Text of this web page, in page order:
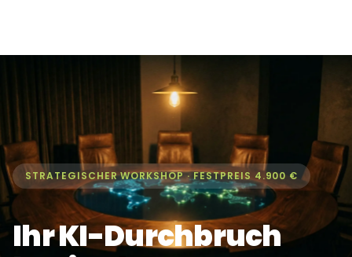
STRATEGISCHER WORKSHOP · FESTPREIS 4.900 €
Ihr KI-Durchbruch